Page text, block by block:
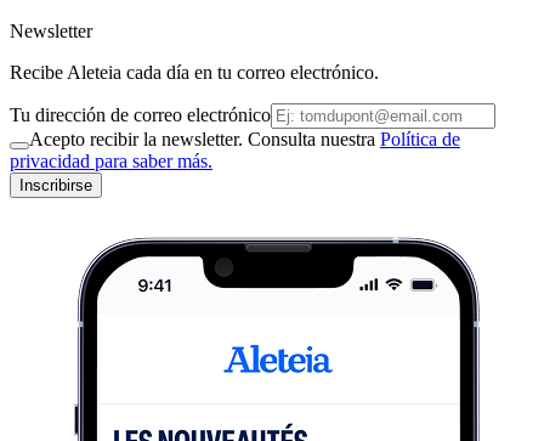
Newsletter
Recibe Aleteia cada día en tu correo electrónico.
Tu dirección de correo electrónico
Acepto recibir la newsletter. Consulta nuestra Política de
privacidad para saber más.
Inscribirse